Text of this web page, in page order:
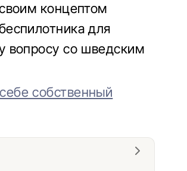
концептом
для
вопросу со шведским
собственный